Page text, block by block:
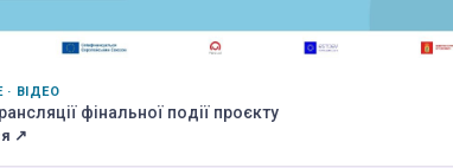
· ВІДЕО
фінальної події проєкту
↗